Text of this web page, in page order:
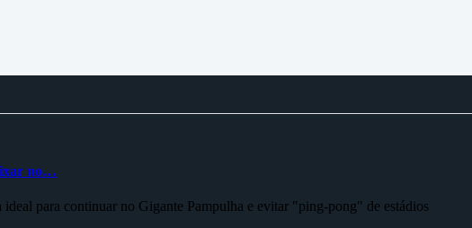
no…
para continuar no Gigante Pampulha e evitar "ping-pong" de estádios